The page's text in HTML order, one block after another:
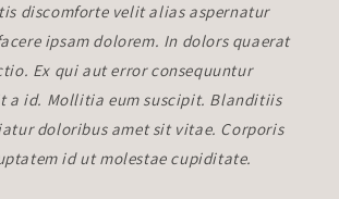
discomforte velit alias aspernatur
ipsam dolorem. In dolors quaerat
Ex qui aut error consequuntur
a id. Mollitia eum suscipit. Blanditiis
doloribus amet sit vitae. Corporis
id ut molestae cupiditate.